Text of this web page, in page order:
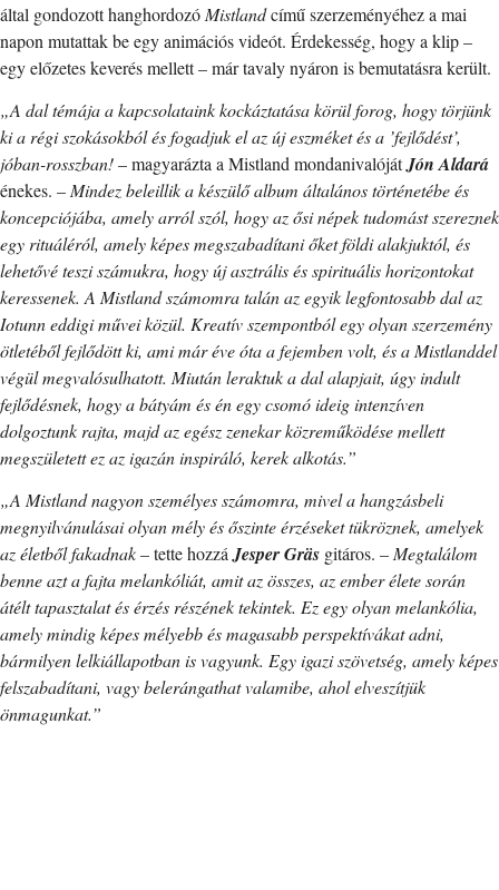
által gondozott hanghordozó Mistlandcímű szerzeményéhez a mai
napon mutattak be egy animációs videót. Érdekesség, hogy a klip –
egy előzetes keverés mellett – már tavaly nyáron is bemutatásra került.
„A dal témája a kapcsolataink kockáztatása körül forog, hogy törjünk
ki a régi szokásokból és fogadjuk el az új eszméket és a ’fejlődést’,
jóban-rosszban!– magyarázta a Mistland mondanivalójátJón Aldará
énekes. – Mindez beleillik a készülő album általános történetébe és
koncepciójába, amely arról szól, hogy az ősi népek tudomást szereznek
egy rituáléról, amely képes megszabadítani őket földi alakjuktól, és
lehetővé teszi számukra, hogy új asztrális és spirituális horizontokat
keressenek. A Mistland számomra talán az egyik legfontosabb dal az
Iotunn eddigi művei közül. Kreatív szempontból egy olyan szerzemény
ötletéből fejlődött ki, ami már éve óta a fejemben volt, és a Mistlanddel
végül megvalósulhatott. Miután leraktuk a dal alapjait, úgy indult
fejlődésnek, hogy a bátyám és én egy csomó ideig intenzíven
dolgoztunk rajta, majd az egész zenekar közreműködése mellett
megszületett ez az igazán inspiráló, kerek alkotás.”
„A Mistland nagyon személyes számomra, mivel a hangzásbeli
megnyilvánulásai olyan mély és őszinte érzéseket tükröznek, amelyek
az életből fakadnak– tette hozzáJesper Gräs gitáros. – Megtalálom
benne azt a fajta melankóliát, amit az összes, az ember élete során
átélt tapasztalat és érzés részének tekintek. Ez egy olyan melankólia,
amely mindig képes mélyebb és magasabb perspektívákat adni,
bármilyen lelkiállapotban is vagyunk. Egy igazi szövetség, amely képes
felszabadítani, vagy belerángathat valamibe, ahol elveszítjük
önmagunkat.”